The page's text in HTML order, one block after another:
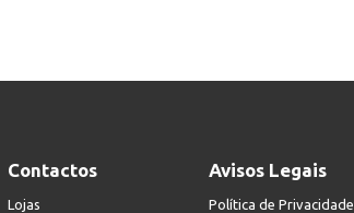
Contactos
Lojas
Avisos Legais
Política de Privacidade